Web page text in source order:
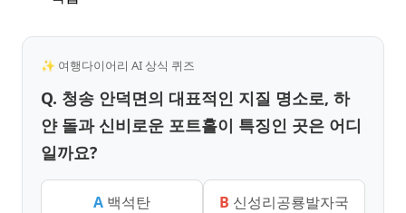
✨ 여행다이어리 AI 상식 퀴즈
Q. 청송 안덕면의 대표적인 지질 명소로, 하
얀 돌과 신비로운 포트홀이 특징인 곳은 어디
일까요?
A 백석탄 B 신성리공룡발자국